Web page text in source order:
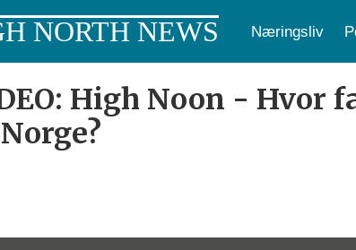
NORTH NEWS Næringsliv
High Noon - Hvor